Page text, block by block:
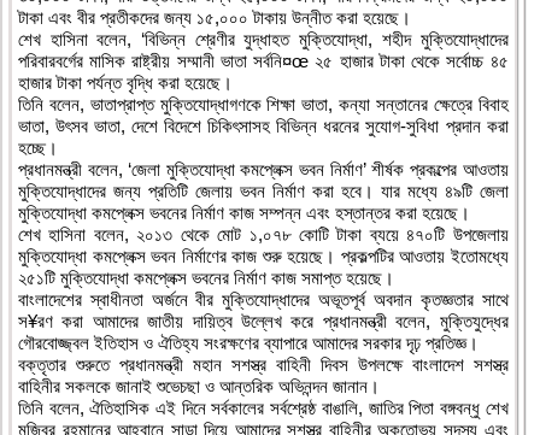
টাকা এবং বীর প্রতীকদের জন্য ১৫,০০০ টাকায় উন্নীত করা হয়েছে।
শেখ হাসিনা বলেন, ‘বিভিন্ন শ্রেণীর যুদ্ধাহত মুক্তিযোদ্ধা, শহীদ মুক্তিযোদ্ধাদের
পরিবারবর্গের মাসিক রাষ্ট্রীয় সম্মানী ভাতা সর্বনি¤œ ২৫ হাজার টাকা থেকে সর্বোচ্চ ৪৫
হাজার টাকা পর্যন্ত বৃদ্ধি করা হয়েছে।
তিনি বলেন, ভাতাপ্রাপ্ত মুক্তিযোদ্ধাগণকে শিক্ষা ভাতা, কন্যা সন্তানের ক্ষেত্রে বিবাহ
ভাতা, উৎসব ভাতা, দেশে বিদেশে চিকিৎসাসহ বিভিন্ন ধরনের সুযোগ-সুবিধা প্রদান করা
হচ্ছে।
প্রধানমন্ত্রী বলেন, ‘জেলা মুক্তিযোদ্ধা কমপ্লেক্স ভবন নির্মাণ’ শীর্ষক প্রকল্পের আওতায়
মুক্তিযোদ্ধাদের জন্য প্রতিটি জেলায় ভবন নির্মাণ করা হবে। যার মধ্যে ৪৯টি জেলা
মুক্তিযোদ্ধা কমপ্লেক্স ভবনের নির্মাণ কাজ সম্পন্ন এবং হস্তান্তর করা হয়েছে।
শেখ হাসিনা বলেন, ২০১৩ থেকে মোট ১,০৭৮ কোটি টাকা ব্যয়ে ৪৭০টি উপজেলায়
মুক্তিযোদ্ধা কমপ্লেক্স ভবন নির্মাণের কাজ শুরু হয়েছে। প্রকল্পটির আওতায় ইতোমধ্যে
২৫১টি মুক্তিযোদ্ধা কমপ্লেক্স ভবনের নির্মাণ কাজ সমাপ্ত হয়েছে।
বাংলাদেশের স্বাধীনতা অর্জনে বীর মুক্তিযোদ্ধাদের অভূতপূর্ব অবদান কৃতজ্ঞতার সাথে
স¥রণ করা আমাদের জাতীয় দায়িত্ব উল্লেখ করে প্রধানমন্ত্রী বলেন, মুক্তিযুদ্ধের
গৌরবোজ্জ্বল ইতিহাস ও ঐতিহ্য সংরক্ষণের ব্যাপারে আমাদের সরকার দৃঢ় প্রতিজ্ঞ।
বক্তৃতার শুরুতে প্রধানমন্ত্রী মহান সশস্ত্র বাহিনী দিবস উপলক্ষে বাংলাদেশ সশস্ত্র
বাহিনীর সকলকে জানাই শুভেচছা ও আন্তরিক অভিনন্দন জানান।
তিনি বলেন, ঐতিহাসিক এই দিনে সর্বকালের সর্বশ্রেষ্ঠ বাঙালি, জাতির পিতা বঙ্গবন্ধু শেখ
মুজিবুর রহমানের আহ্বানে সাড়া দিয়ে আমাদের সশস্ত্র বাহিনীর অকুতোভয় সদস্য এবং